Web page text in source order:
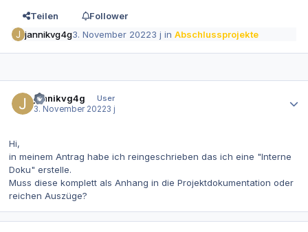
Teilen
Follower
jannikvg4g3. November 20223 j inAbschlussprojekte
jannikvg4g
User
3. November 20223 j
Hi,
in meinem Antrag habe ich reingeschrieben das ich eine "Interne
Doku" erstelle.
Muss diese komplett als Anhang in die Projektdokumentation oder
reichen Auszüge?